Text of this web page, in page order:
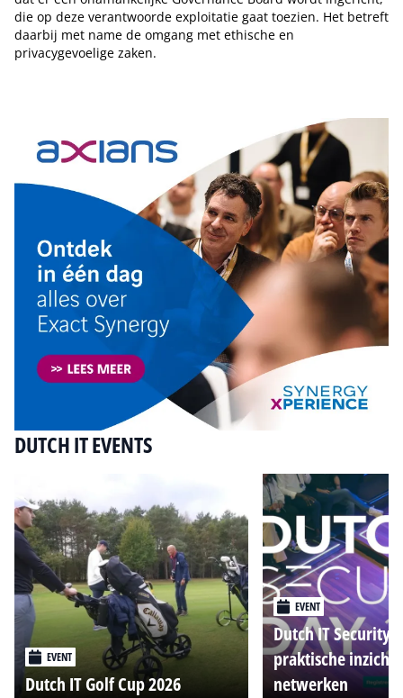
die op deze verantwoorde exploitatie gaat toezien. Het betreft
daarbij met name de omgang met ethische en
privacygevoelige zaken.
DUTCH IT EVENTS
EVENT
Dutch IT Golf Cup 2026
EVENT
Dutch IT Security
praktische
netwerken